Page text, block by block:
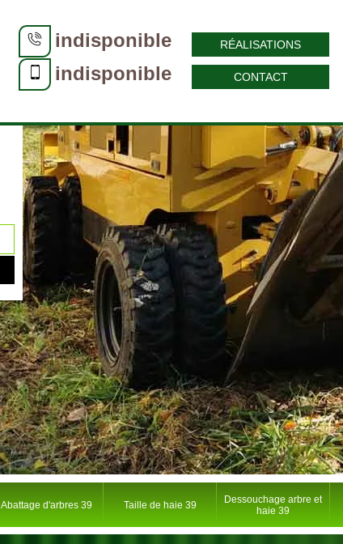
indisponible
indisponible
RÉALISATIONS
CONTACT
Abattage d'arbres 39 Taille de haie 39
Dessouchage arbre et
haie 39